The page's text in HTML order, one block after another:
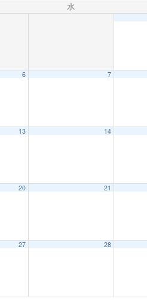
水
6 7
13 14
20 21
27 28